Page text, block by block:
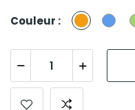
Couleur : orangeBleu